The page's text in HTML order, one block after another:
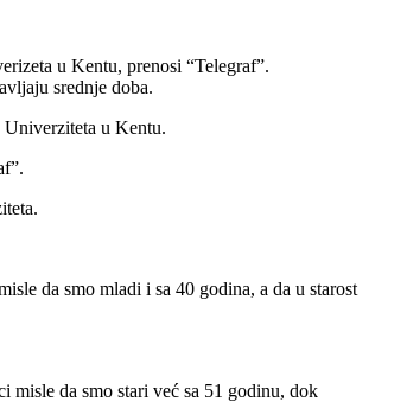
u Kentu, prenosi “Telegraf”.
srednje doba.
Univerziteta u Kentu.
da smo mladi i sa 40 godina, a da u starost
misle da smo stari već sa 51 godinu, dok